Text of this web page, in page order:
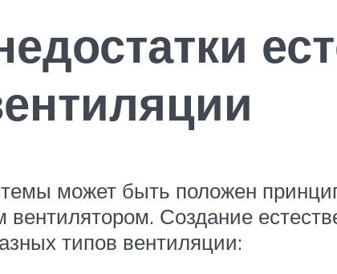
может быть положен
Создание
типов вентиляции: